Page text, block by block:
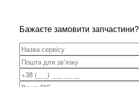
Бажаєте замовити запчастини?